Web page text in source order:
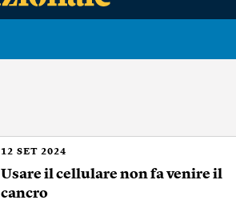
12 SET 2024
Usare il cellulare non fa venire il
cancro